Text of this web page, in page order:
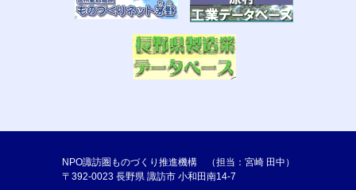
NPO諏訪圏ものづくり推進機構 （担当：宮崎 田中）
〒392-0023 長野県 諏訪市 小和田南14-7